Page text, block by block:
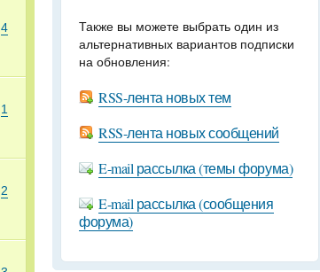
4
1
2
Также вы можете выбрать один из
альтернативных вариантов подписки
на обновления:
RSS-лента новых тем
RSS-лента новых сообщений
E-mail рассылка (темы форума)
E-mail рассылка (сообщения
форума)